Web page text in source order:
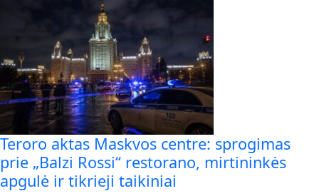
Teroro aktas Maskvos centre: sprogimas
prie „Balzi Rossi“ restorano, mirtininkės
apgulė ir tikrieji taikiniai